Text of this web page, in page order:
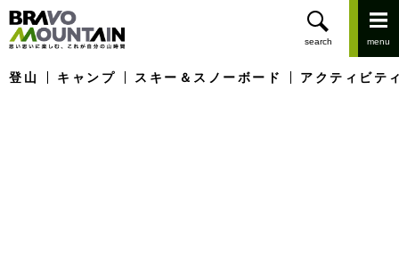
登山 キャンプ スキー＆スノーボード アクティビテ